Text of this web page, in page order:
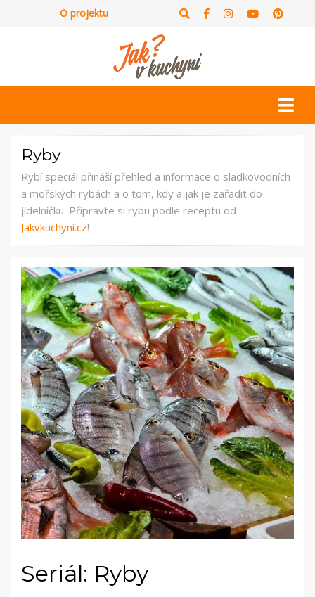
O projektu
Ryby
Rybí speciál přináší přehled a informace o sladkovodních
a mořských rybách a o tom, kdy a jak je zařadit do
jídelníčku. Připravte si rybu podle receptu od
Jakvkuchyni.cz!
Seriál: Ryby